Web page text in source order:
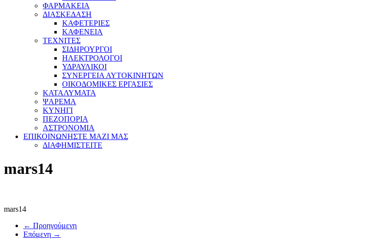
ΦΑΡΜΑΚΕΙΑ
ΔΙΑΣΚΕΔΑΣΗ
ΚΑΦΕΤΕΡΙΕΣ
ΚΑΦΕΝΕΙΑ
ΤΕΧΝΙΤΕΣ
ΣΙΔΗΡΟΥΡΓΟΙ
ΗΛΕΚΤΡΟΛΟΓΟΙ
ΥΔΡΑΥΛΙΚΟΙ
ΣΥΝΕΡΓΕΙΑ ΑΥΤΟΚΙΝΗΤΩΝ
ΟΙΚΟΔΟΜΙΚΕΣ ΕΡΓΑΣΙΕΣ
ΚΑΤΑΛΥΜΑΤΑ
ΨΑΡΕΜΑ
ΚΥΝΗΓΙ
ΠΕΖΟΠΟΡΙΑ
ΑΣΤΡΟΝΟΜΙΑ
ΕΠΙΚΟΙΝΩΝΗΣΤΕ ΜΑΖΙ ΜΑΣ
ΔΙΑΦΗΜΙΣΤΕΙΤΕ
mars14
mars14
← Προηγούμενη
Επόμενη →